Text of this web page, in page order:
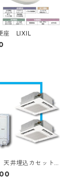
座 LIXIL
井埋込カセット
～15馬力 ツイン2
3対1